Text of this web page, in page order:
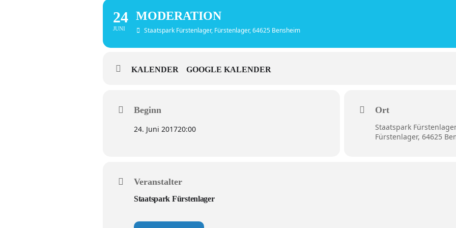
24
JUNI
MODERATION
Staatspark Fürstenlager, Fürstenlager, 64625 Bensheim
KALENDER GOOGLE KALENDER
Beginn
24. Juni 201720:00
Ort
Staatspark
Fürstenlager, 64625
Veranstalter
Staatspark Fürstenlager